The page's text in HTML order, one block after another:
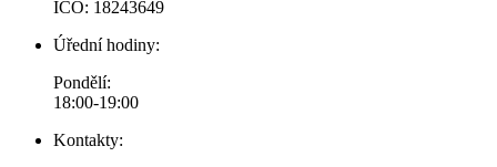
IČO: 18243649
Úřední hodiny:
Pondělí:
18:00-19:00
Kontakty: